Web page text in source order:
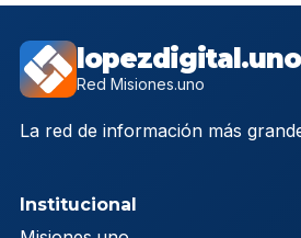
lopezdigital.uno
Red Misiones.uno
La red de información más
Institucional